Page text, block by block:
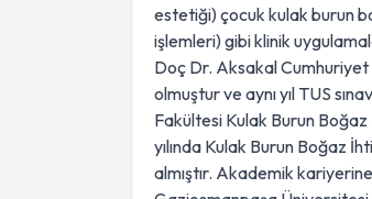
estetiği) çocuk kulak burun
işlemleri) gibi klinik
Doç Dr. Aksakal Cumhuriyet
olmuştur ve aynı yıl TUS
Fakültesi Kulak Burun Boğaz
yılında Kulak Burun Boğaz
almıştır. Akademik